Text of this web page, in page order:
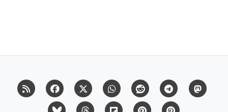
RSS FacebookX (Twitter)Whatsapp Reddit Telegram
Bluesky Threads Flipboard Pinterest